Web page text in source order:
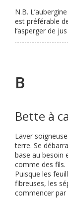
N.B.
est préférable
l’asperger de
B
Bette à
Laver
terre. Se
base au besoin
comme des fils.
Puisque les
fibreuses, les
commencer par